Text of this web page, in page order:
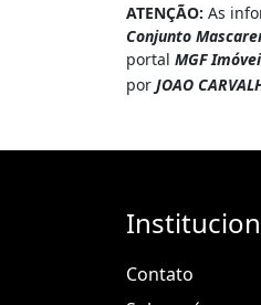
ATENÇÃO: As
Conjunto
portal MGF
por JOAO
Contato